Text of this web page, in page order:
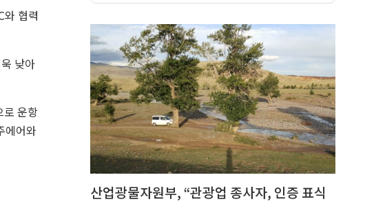
협력
낮아
로 운항
에어와
산업광물자원부, “관광업 종사자, 인증 표식